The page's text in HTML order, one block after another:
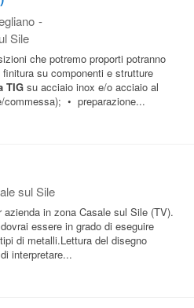
-
Sile
che potremo proporti potranno
finitura su componenti e strutture
TIG su acciaio inox e/o acciaio al
commessa); • preparazione...
sul Sile
azienda in zona Casale sul Sile (TV).
essere in grado di eseguire
di metalli.Lettura del disegno
interpretare...